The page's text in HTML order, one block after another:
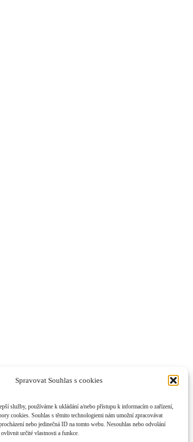
Spravovat Souhlas s cookies
služby, používáme k ukládání a/nebo přístupu k informacím o zařízení,
cookies. Souhlas s těmito technologiemi nám umožní zpracovávat
nebo jedinečná ID na tomto webu. Nesouhlas nebo odvolání
určité vlastnosti a funkce.